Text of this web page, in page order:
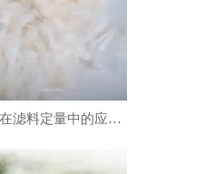
专家视角 | 热重分析在滤料定量中的应用（下）